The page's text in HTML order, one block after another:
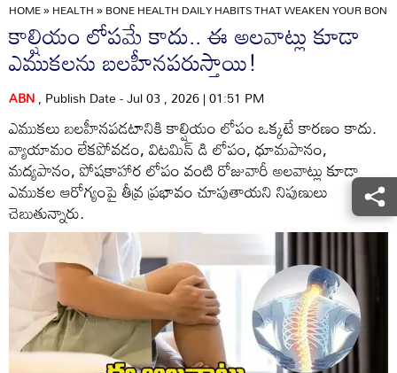
HOME»HEALTH»BONE HEALTH DAILY HABITS THAT WEAKEN YOUR
కాల్షియం లోపమే కాదు.. ఈ అలవాట్లు కూడా
ఎముకలను బలహీనపరుస్తాయి!
ABN, Publish Date - Jul 03 , 2026 | 01:51 PM
ఎముకలు బలహీనపడటానికి కాల్షియం లోపం ఒక్కటే కారణం కాదు.
వ్యాయామం లేకపోవడం, విటమిన్ డి లోపం, ధూమపానం,
మద్యపానం, పోషకాహార లోపం వంటి రోజువారీ అలవాట్లు కూడా
ఎముకల ఆరోగ్యంపై తీవ్ర ప్రభావం చూపుతాయని నిపుణులు
చెబుతున్నారు.